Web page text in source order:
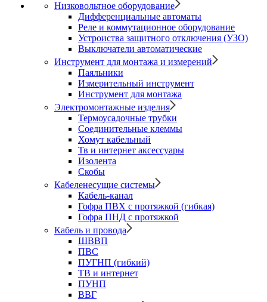
Низковольтное оборудование
Дифференциальные автоматы
Реле и коммутационное оборудование
Устроиства защитного отключения (УЗО)
Выключатели автоматические
Инструмент для монтажа и измерений
Паяльники
Измерительный инструмент
Инструмент для монтажа
Электромонтажные изделия
Термоусадочные трубки
Соединительные клеммы
Хомут кабельный
Тв и интернет аксессуары
Изолента
Скобы
Кабеленесущие системы
Кабель-канал
Гофра ПВХ с протяжкой (гибкая)
Гофра ПНД с протяжкой
Кабель и провода
ШВВП
ПВС
ПУГНП (гибкий)
ТВ и интернет
ПУНП
ВВГ